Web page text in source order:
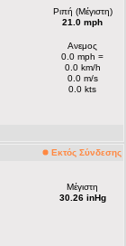
Ριπή (Μέγιστη)
21.0 mph
Ανεμος
0.0 mph =
0.0 km/h
0.0 m/s
0.0 kts
Εκτός Σύνδεσης
Μέγιστη
30.26 inHg